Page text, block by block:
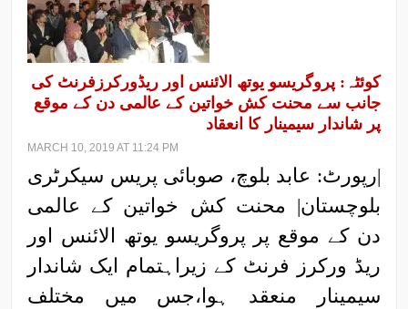
کوئٹہ: پروگریسو یوتھ الائنس اور ریڈورکرزفرنٹ کی
جانب سے محنت کش خواتین کے عالمی دن کے موقع
پر شاندار سیمینار کا انعقاد
MARCH 10, 2019 AT 11:24 PM
|رپورٹ: عابد بلوچ، صوبائی پریس سیکرٹری
بلوچستان| محنت کش خواتین کے عالمی
دن کے موقع پر پروگریسو یوتھ الائنس اور
ریڈ ورکرز فرنٹ کے زیراہتمام ایک شاندار
سیمینار منعقد ہوا،جس میں مختلف